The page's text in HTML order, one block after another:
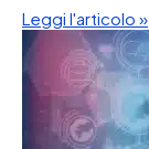
Leggi l'articolo »